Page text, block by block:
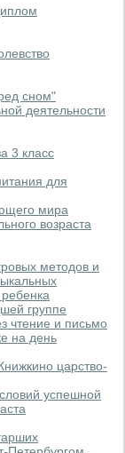
сном"
деятельности
3 класс
для
мира
возраста
методов и
группе
чтение и письмо
на день
царство-
успешной